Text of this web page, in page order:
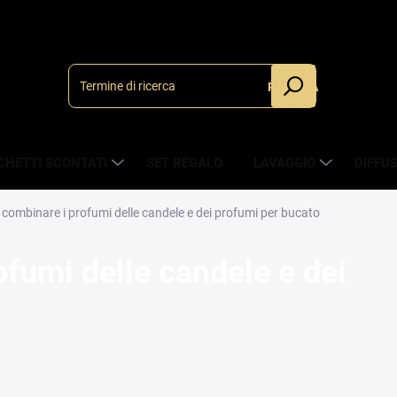
RICERCA
combinare i profumi delle candele e dei profumi per bucato